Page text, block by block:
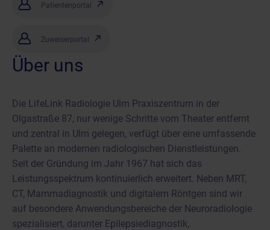
Patientenportal
Zuweiserportal
Über uns
Die LifeLink Radiologie Ulm Praxiszentrum in der
Olgastraße 87, nur wenige Schritte vom Theater entfernt
und zentral in Ulm gelegen, verfügt über eine umfassende
Palette an modernen radiologischen Dienstleistungen.
Seit der Gründung im Jahr 1967 hat sich das
Leistungsspektrum kontinuierlich erweitert. Neben MRT,
CT, Mammadiagnostik und digitalem Röntgen sind wir
auf besondere Anwendungsbereiche der Neuroradiologie
spezialisiert, darunter Epilepsiediagnostik,